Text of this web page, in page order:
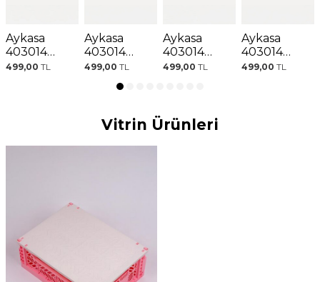
Aykasa
403014
Midibox
499,00 TL
Aykasa
403014
Midibox
Katlanabilir
499,00 TL
Aykasa
403014
Midibox
499,00 TL
Aykasa
403014
Midibox
499,00 TL
Vitrin Ürünleri